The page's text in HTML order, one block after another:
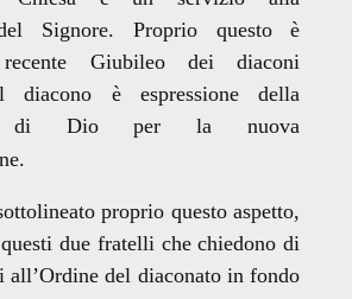
Signore. Proprio questo è
Giubileo dei diaconi
diacono è espressione della
di Dio per la nuova
proprio questo aspetto,
due fratelli che chiedono di
all’Ordine del diaconato in fondo